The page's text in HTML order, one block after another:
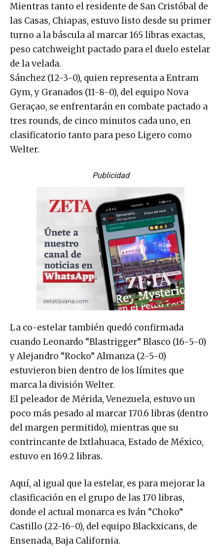
Mientras tanto el residente de San Cristóbal de
las Casas, Chiapas, estuvo listo desde su primer
turno a la báscula al marcar 165 libras exactas,
peso catchweight pactado para el duelo estelar
de la velada.
Sánchez (12-3-0), quien representa a Entram
Gym, y Granados (11-8-0), del equipo Nova
Geraçao, se enfrentarán en combate pactado a
tres rounds, de cinco minutos cada uno, en
clasificatorio tanto para peso Ligero como
Welter.
Publicidad
La co-estelar también quedó confirmada
cuando Leonardo “Blastrigger” Blasco (16-5-0)
y Alejandro “Rocko” Almanza (2-5-0)
estuvieron bien dentro de los límites que
marca la división Welter.
El peleador de Mérida, Venezuela, estuvo un
poco más pesado al marcar 170.6 libras (dentro
del margen permitido), mientras que su
contrincante de Ixtlahuaca, Estado de México,
estuvo en 169.2 libras.
Aquí, al igual que la estelar, es para mejorar la
clasificación en el grupo de las 170 libras,
donde el actual monarca es Iván “Choko”
Castillo (22-16-0), del equipo Blackxicans, de
Ensenada, Baja California.